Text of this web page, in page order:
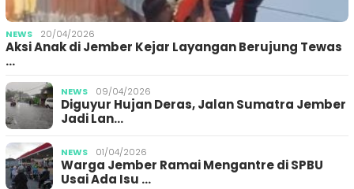
NEWS 20/04/2026
Aksi Anak di Jember Kejar Layangan Berujung Tewas
…
NEWS 09/04/2026
Diguyur Hujan Deras, Jalan Sumatra Jember
Jadi Lan…
NEWS 01/04/2026
Warga Jember Ramai Mengantre di SPBU
Usai Ada Isu …